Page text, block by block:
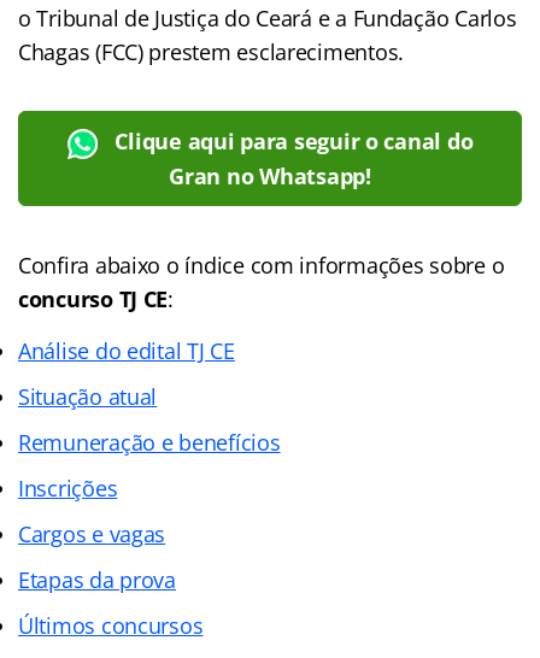
o Tribunal de Justiça do Ceará e a Fundação Carlos
Chagas (FCC) prestem esclarecimentos.
Clique aqui para seguir o canal do
Gran no Whatsapp!
Confira abaixo o índicecom informações sobre o
concurso TJ CE:
Análise do edital TJ CE
Situação atual
Remuneração e benefícios
Inscrições
Cargos e vagas
Etapas da prova
Últimos concursos